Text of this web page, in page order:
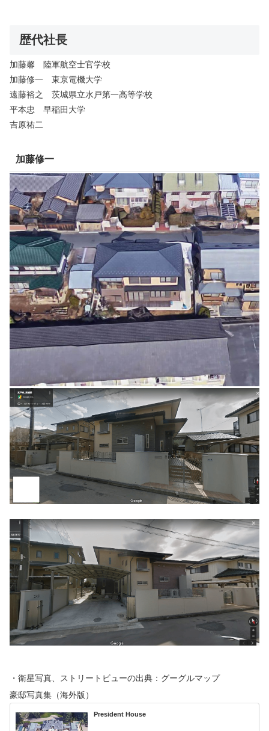
歴代社長
加藤馨 陸軍航空士官学校
加藤修一 東京電機大学
遠藤裕之 茨城県立水戸第一高等学校
平本忠 早稲田大学
吉原祐二
加藤修一
・衛星写真、ストリートビューの出典：グーグルマップ
豪邸写真集（海外版）
President House